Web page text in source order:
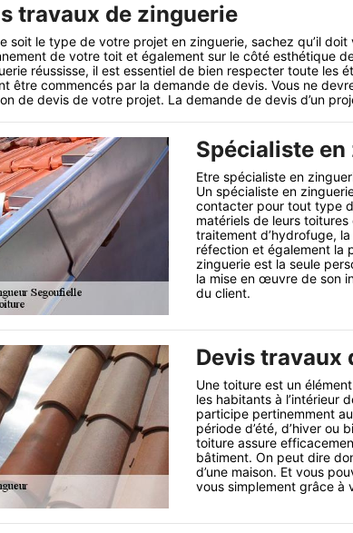
travaux de zinguerie
soit le type de votre projet en zinguerie, sachez qu’il
de votre toit et également sur le côté esthétique
réussisse, il est essentiel de bien respecter toute les
être commencés par la demande de devis. Vous ne
de devis de votre projet. La demande de devis d’un
Spécialiste
Etre spécialiste en
Un spécialiste en
contacter pour tout type
matériels de leurs
traitement d’hydrofuge,
réfection et également la
zinguerie est la seule
la mise en œuvre de son
du client.
Devis travaux
Une toiture est un
les habitants à l’intérieur
participe pertinemment
période d’été, d’hiver ou
toiture assure
bâtiment. On peut dire
d’une maison. Et vous
vous simplement grâce à